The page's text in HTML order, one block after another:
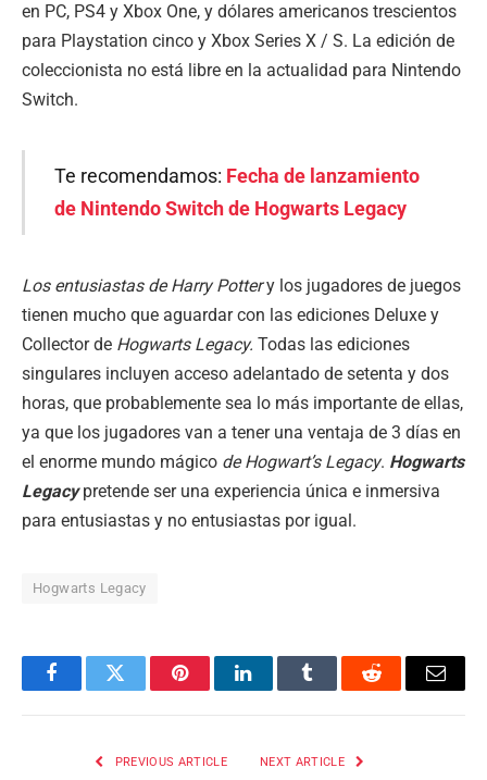
en PC, PS4 y Xbox One, y dólares americanos trescientos
para Playstation cinco y Xbox Series X / S. La edición de
coleccionista no está libre en la actualidad para Nintendo
Switch.
Te recomendamos: Fecha de lanzamiento
de Nintendo Switch de Hogwarts Legacy
Los entusiastas de Harry Pottery los jugadores de juegos
tienen mucho que aguardar con las ediciones Deluxe y
Collector de Hogwarts Legacy. Todas las ediciones
singulares incluyen acceso adelantado de setenta y dos
horas, que probablemente sea lo más importante de ellas,
ya que los jugadores van a tener una ventaja de 3 días en
el enorme mundo mágico de Hogwart’s Legacy. Hogwarts
Legacypretende ser una experiencia única e inmersiva
para entusiastas y no entusiastas por igual.
Hogwarts Legacy
FacebookTwitter PinterestLinkedInTumblr Reddit Email
PREVIOUS ARTICLE NEXT ARTICLE